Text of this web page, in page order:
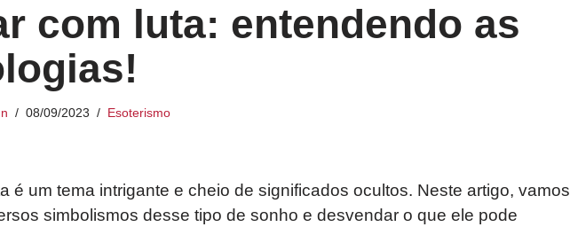
com luta: entendendo as
08/09/2023 Esoterismo
é um tema intrigante e cheio de significados ocultos. Neste artigo, vamos
simbolismos desse tipo de sonho e desvendar o que ele pode